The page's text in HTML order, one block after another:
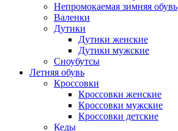
Непромокаемая зимняя обувь
Валенки
Дутики
Дутики женские
Дутики мужские
Сноубутсы
Летняя обувь
Кроссовки
Кроссовки женские
Кроссовки мужские
Кроссовки детские
Кеды